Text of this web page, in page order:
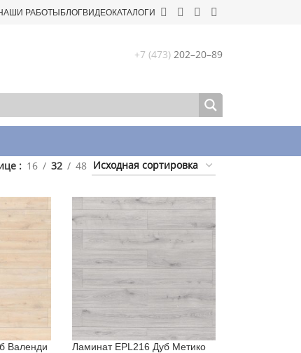
РАБОТЫБЛОГВИДЕОКАТАЛОГИ
+7 (473) 202–20–89
16 32 48
Валенди
Ламинат EPL216 Дуб Метико